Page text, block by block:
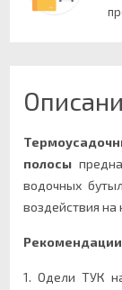
полосы
водочных
воздействия
1. Одели ТУК